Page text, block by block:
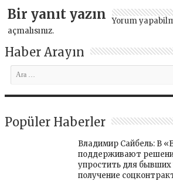
Bir yanıt yazın Yorum
açmalısınız.
Haber Arayın
Popüler Haberler
Владимир Сайбель: В
поддерживают
упростить для
получение